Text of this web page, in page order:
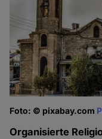
Foto: © pixabay.com
Organisierte